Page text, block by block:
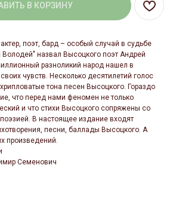
В КОРЗИНУ
поэт, бард – особый случай в судьбе
назвал Высоцкого поэт Андрей
разноликий народ нашел в
чувств. Несколько десятилетий голос
тона песен Высоцкого. Гораздо
что перед нами феномен не только
и что стихи Высоцкого сопряжены со
В настоящее издание входят
песни, баллады Высоцкого. А
произведений.
Семенович